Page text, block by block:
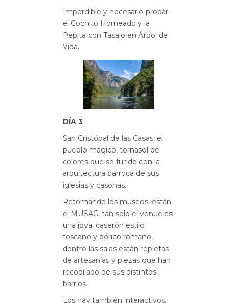
Imperdible y necesario probar
el Cochito Horneado y la
Pepita con Tasajo en Árbol de
Vida.
DÍA 3
San Cristóbal de las Casas, el
pueblo mágico, tornasol de
colores que se funde con la
arquitectura barroca de sus
iglesias y casonas.
Retomando los museos, están
el MUSAC, tan solo el venue es
una joya, caserón estilo
toscano y dórico romano,
dentro las salas están repletas
de artesanías y piezas que han
recopilado de sus distintos
barrios.
Los hay también interactivos,